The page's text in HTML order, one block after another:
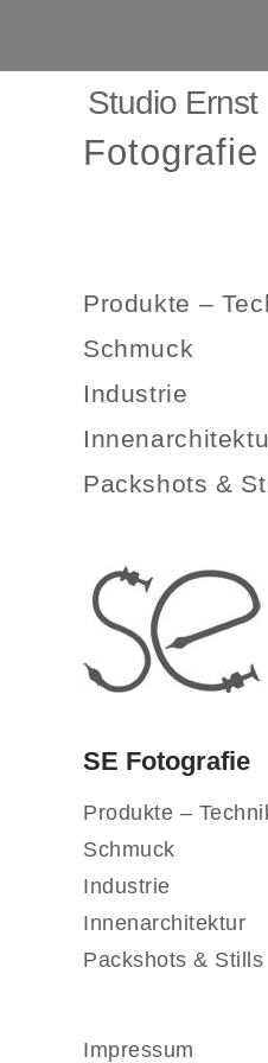
Studio Ernst
Fotografie
Produkte –
Schmuck
Industrie
Packshots &
SE Fotografie
Produkte –
Schmuck
Industrie
Innenarchitektur
Packshots & Stills
Impressum